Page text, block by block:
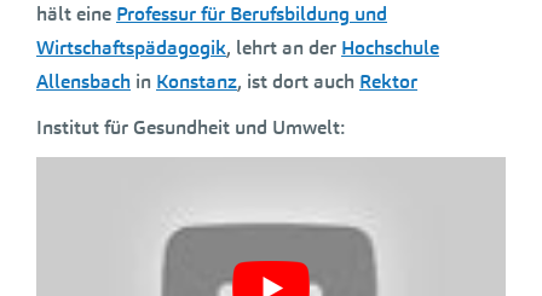
hält eine Professur für Berufsbildung und
Wirtschaftspädagogik, lehrt an der Hochschule
Allensbach in Konstanz, ist dort auch Rektor
Institut für Gesundheit und Umwelt: